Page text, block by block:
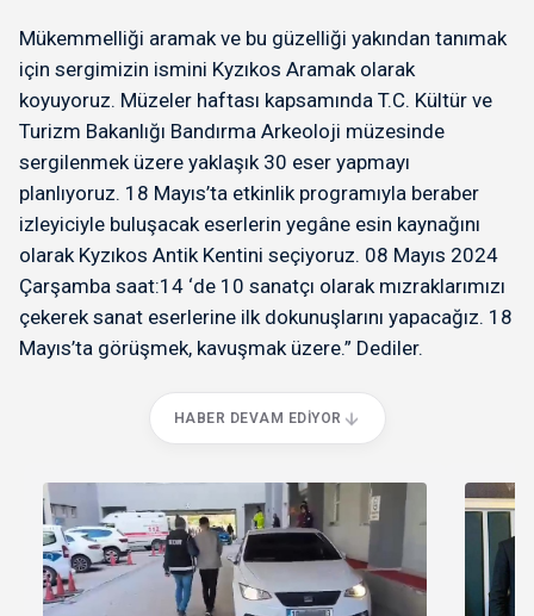
Mükemmelliği aramak ve bu güzelliği yakından tanımak
için sergimizin ismini Kyzıkos Aramak olarak
koyuyoruz. Müzeler haftası kapsamında T.C. Kültür ve
Turizm Bakanlığı Bandırma Arkeoloji müzesinde
sergilenmek üzere yaklaşık 30 eser yapmayı
planlıyoruz. 18 Mayıs’ta etkinlik programıyla beraber
izleyiciyle buluşacak eserlerin yegâne esin kaynağını
olarak Kyzıkos Antik Kentini seçiyoruz. 08 Mayıs 2024
Çarşamba saat:14 ‘de 10 sanatçı olarak mızraklarımızı
çekerek sanat eserlerine ilk dokunuşlarını yapacağız. 18
Mayıs’ta görüşmek, kavuşmak üzere.” Dediler.
HABER DEVAM EDIYOR